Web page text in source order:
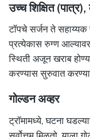
उच्च शिक्षित
टॉपचे सर्जन ते सहाय्यक
प्रत्येकास रुग्ण
स्थिती अजून खराब
करण्यास सुरुवात
गोल्डन अव्हर
ट्रॉमामध्ये, घटना